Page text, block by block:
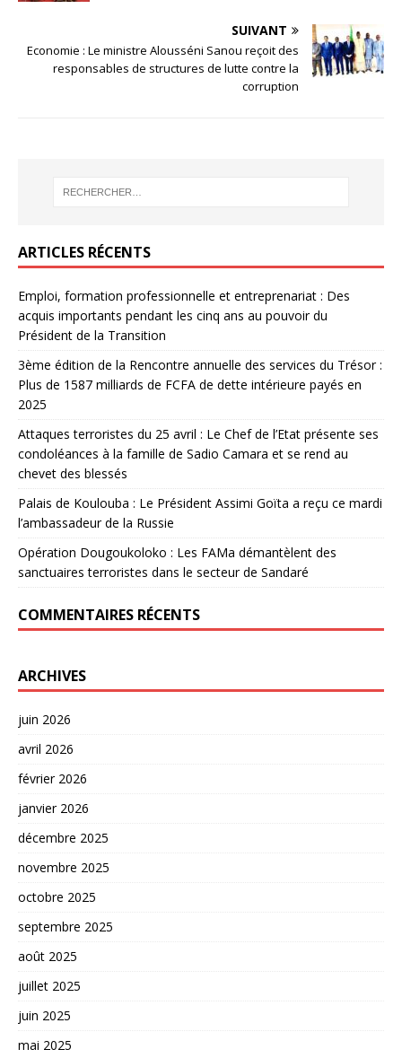
SUIVANT
Economie : Le ministre Alousséni Sanou reçoit des
responsables de structures de lutte contre la
corruption
ARTICLES RÉCENTS
Emploi, formation professionnelle et entreprenariat : Des
acquis importants pendant les cinq ans au pouvoir du
Président de la Transition
3ème édition de la Rencontre annuelle des services du Trésor :
Plus de 1587 milliards de FCFA de dette intérieure payés en
2025
Attaques terroristes du 25 avril : Le Chef de l’Etat présente ses
condoléances à la famille de Sadio Camara et se rend au
chevet des blessés
Palais de Koulouba : Le Président Assimi Goïta a reçu ce mardi
l’ambassadeur de la Russie
Opération Dougoukoloko : Les FAMa démantèlent des
sanctuaires terroristes dans le secteur de Sandaré
COMMENTAIRES RÉCENTS
ARCHIVES
juin 2026
avril 2026
février 2026
janvier 2026
décembre 2025
novembre 2025
octobre 2025
septembre 2025
août 2025
juillet 2025
juin 2025
mai 2025